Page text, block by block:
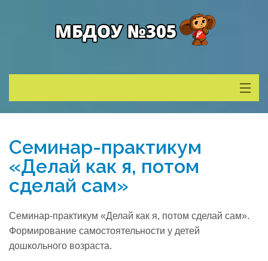
Деятельность
Родителям
Учитель года
Семинар-практикум
«Делай как я, потом
сделай сам»
Семинар-практикум «Делай как я, потом сделай сам».
Формирование самостоятельности у детей
дошкольного возраста.